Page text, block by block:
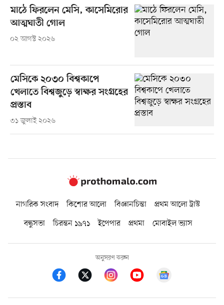
মাঠে ফিরলেন মেসি, কাসেমিরোর
আত্মঘাতী গোল
০২ আগস্ট ২০২৬
মেসিকে ২০৩০ বিশ্বকাপে
খেলাতে বিশ্বজুড়ে স্বাক্ষর সংগ্রহের
প্রস্তাব
৩১ জুলাই ২০২৬
নাগরিক সংবাদ কিশোর আলো বিজ্ঞানচিন্তা
প্রথম আলো ট্রাস্ট
বন্ধুসভা
চিরন্তন ১৯৭১ ইপেপার প্রথমা মোবাইল ভ্যাস
অনুসরণ করুন